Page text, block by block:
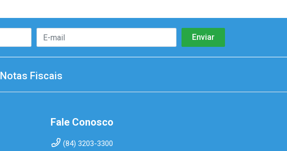
Notas Fiscais
Fale Conosco
(84) 3203-3300